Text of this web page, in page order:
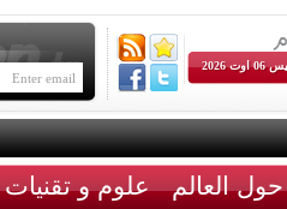
2026
حول العالم علوم و تقنيات